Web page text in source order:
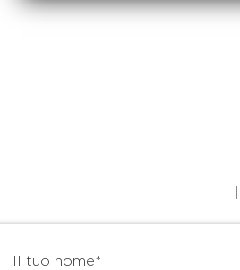
Il tuo nome*